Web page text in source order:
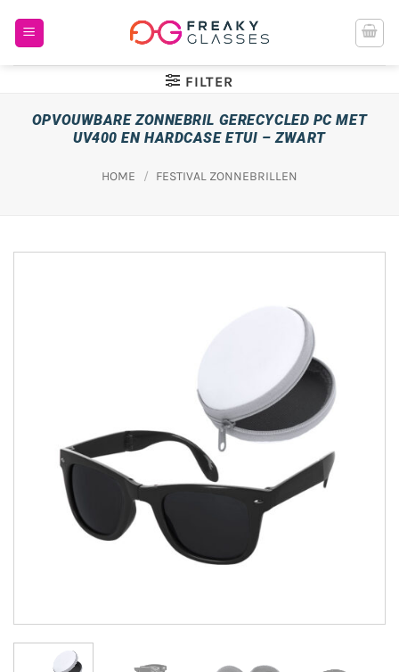
naar
FILTER
OPVOUWBARE ZONNEBRIL GERECYCLED PC MET
UV400 EN HARDCASE ETUI – ZWART
HOME / FESTIVAL ZONNEBRILLEN